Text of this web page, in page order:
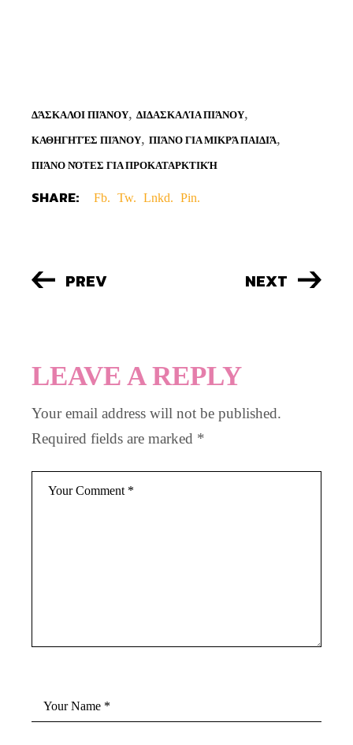
ΔΆΣΚΑΛΟΙ ΠΙΆΝΟΥ,ΔΙΔΑΣΚΑΛΊΑ ΠΙΆΝΟΥ,
ΚΑΘΗΓΗΤΈΣ ΠΙΆΝΟΥ,ΠΙΆΝΟ ΓΙΑ ΜΙΚΡΆ ΠΑΙΔΙΆ,
ΠΙΆΝΟ ΝΌΤΕΣ ΓΙΑ ΠΡΟΚΑΤΑΡΚΤΙΚΉ
SHARE: Fb. Tw. Lnkd. Pin.
PREV NEXT
LEAVE A REPLY
Your email address will not be published.
Required fields are marked *